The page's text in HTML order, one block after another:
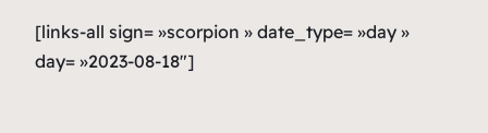
[links-all sign= »scorpion » date_type= »day »
day= »2023-08-18″]